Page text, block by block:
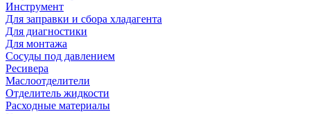
Инструмент
Для заправки и сбора хладагента
Для диагностики
Для монтажа
Сосуды под давлением
Ресивера
Маслоотделители
Отделитель жидкости
Расходные материалы